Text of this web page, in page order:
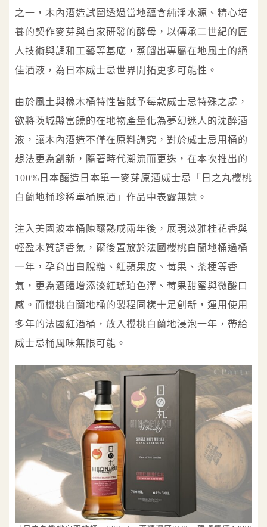
之一，木內酒造試圖透過當地蘊含純淨水源、精心培
養的契作麥芽與自家研發的酵母，以傳承二世紀的匠
人技術與調和工藝等基底，蒸餾出專屬在地風土的絕
佳酒液，為日本威士忌世界開拓更多可能性。
由於風土與橡木桶特性皆賦予每款威士忌特殊之處，
欲將茨城縣富饒的在地物產量化為夢幻迷人的沈醉酒
液，讓木內酒造不僅在原料講究，對於威士忌用桶的
想法更為創新，隨著時代潮流而更迭，在本次推出的
100%日本釀造日本單一麥芽原酒威士忌「日之丸櫻桃
白蘭地桶珍稀單桶原酒」作品中表露無遺。
注入美國波本桶陳釀熟成兩年後，展現淡雅桂花香與
輕盈木質調香氣，爾後置放於法國櫻桃白蘭地桶過桶
一年，孕育出白脫糖、紅蘋果皮、莓果、茶梗等香
氣，更為酒體增添淡紅琥珀色澤、莓果甜蜜與微酸口
感。而櫻桃白蘭地桶的製程同樣十足創新，運用使用
多年的法國紅酒桶，放入櫻桃白蘭地浸泡一年，帶給
威士忌桶風味無限可能。